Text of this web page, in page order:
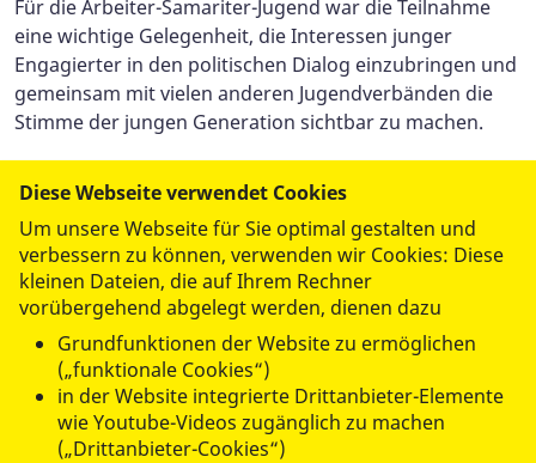
Für die Arbeiter-Samariter-Jugend war die Teilnahme
eine wichtige Gelegenheit, die Interessen junger
Engagierter in den politischen Dialog einzubringen und
gemeinsam mit vielen anderen Jugendverbänden die
Stimme der jungen Generation sichtbar zu machen.
datenschutzkonform mit
Diese Webseite verwendet Cookies
Um unsere Webseite für Sie optimal gestalten und
verbessern zu können, verwenden wir Cookies: Diese
kleinen Dateien, die auf Ihrem Rechner
vorübergehend abgelegt werden, dienen dazu
Grundfunktionen der Website zu ermöglichen
(„funktionale Cookies“)
in der Website integrierte Drittanbieter-Elemente
wie Youtube-Videos zugänglich zu machen
(„Drittanbieter-Cookies“)